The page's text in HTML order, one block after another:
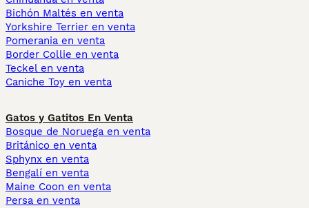
Bichón Maltés en venta
Yorkshire Terrier en venta
Pomerania en venta
Border Collie en venta
Teckel en venta
Caniche Toy en venta
Gatos y Gatitos En Venta
Bosque de Noruega en venta
Británico en venta
Sphynx en venta
Bengalí en venta
Maine Coon en venta
Persa en venta